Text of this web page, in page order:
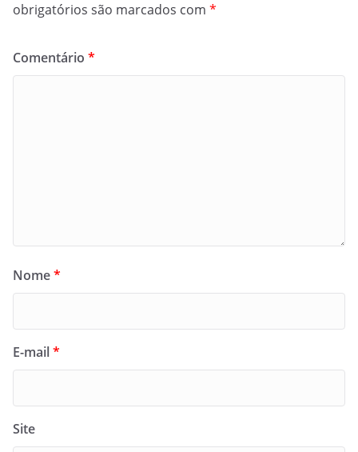
obrigatórios são marcados com *
Comentário *
Nome*
E-mail*
Site